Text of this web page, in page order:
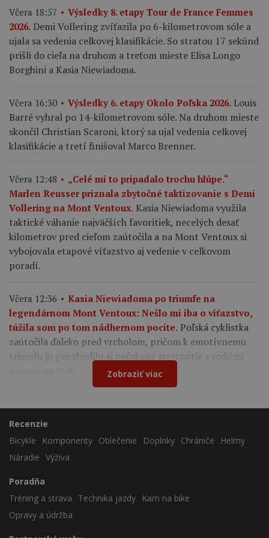
Včera 18:57
Výsledky 8. etapy Tour de France Femmes
2026. Demi Vollering zvíťazila po 6-kilometrovom sóle a
ujala sa vedenia celkovej klasifikácie. So stratou 17 sekúnd
prišli do cieľa na druhom a treťom mieste Elisa Longo
Borghini a Kasia Niewiadoma.
Včera 16:30 Výsledky 6. etapy Okolo Poľska 2026. Louis
Barré vyhral po 14-kilometrovom sóle. Na druhom mieste
skončil Christian Scaroni, ktorý sa ujal vedenia celkovej
klasifikácie a tretí finišoval Marco Brenner.
Včera 12:48
„Celé mi to pripadalo trochu hlúpe.“
Marlen Reusser priznala zbytočné taktizovanie s Demi
Vollering na Mont Ventoux. Kasia Niewiadoma využila
taktické váhanie najväčších favoritiek, necelých desať
kilometrov pred cieľom zaútočila a na Mont Ventoux si
vybojovala etapové víťazstvo aj vedenie v celkovom
poradí.
Včera 12:36
Kasia Niewiadoma po triumfe na
legendárnom Mont Ventoux: Nešlo mi iba o víťazstvo,
túžila som po tom nádhernom pocite. Poľská cyklistka
zaútočila ďaleko pred vrcholom, pričom k emotívnemu
triumfu ju povzbudilo aj nečakané stretnutie s rodičmi
Zobraziť viac
Recenzie
Bicykle
Komponenty Oblečenie Doplnky Chrániče
Helmy
Náradie Výživa
Poradňa
Tréning a strava
Technika jazdy
Kam na bike
Opravy a údržba